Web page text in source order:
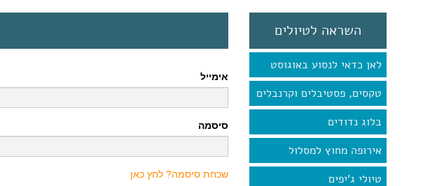
השראה לטיולים
לאן כדאי לנסוע באוגוסט
טקסים, פסטיבלים וקרנבלים
בלוג נדודים
אירופה מחוץ למסלול
טיולי ג'יפים
אימייל
סיסמה
שכחת סיסמה? לחץ כאן